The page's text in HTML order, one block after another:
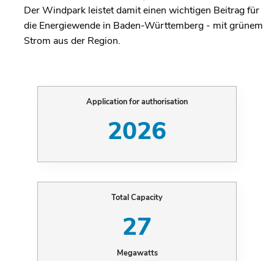
Der Windpark leistet damit einen wichtigen Beitrag für
die Energiewende in Baden-Württemberg - mit grünem
Strom aus der Region.
Application for authorisation
2026
Total Capacity
27
Megawatts